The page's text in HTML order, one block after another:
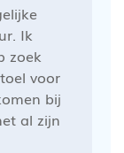
Ik
zoek
voor
bij
al zijn